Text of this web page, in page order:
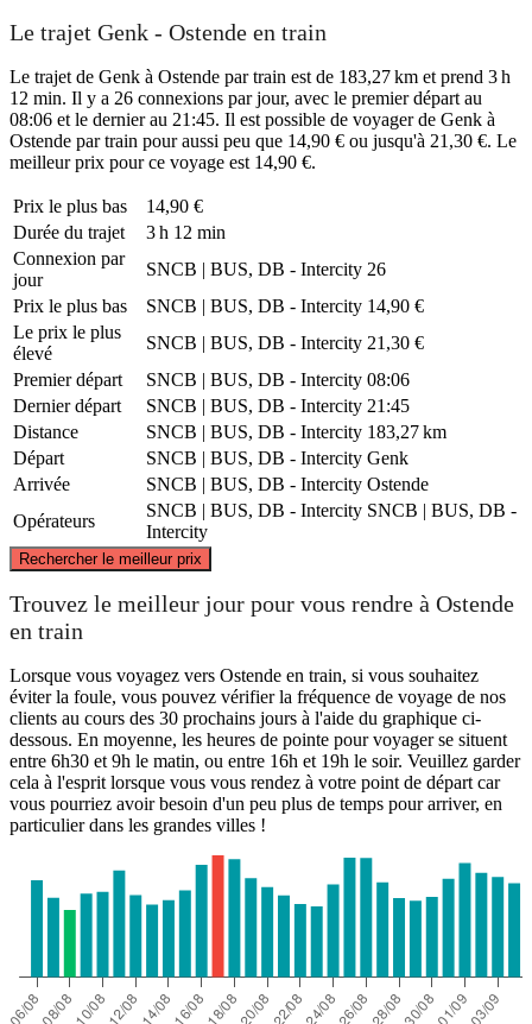
Le trajet Genk - Ostende en train
Le trajet de Genk à Ostende par train est de 183,27 km et prend 3 h
12 min. Il y a 26 connexions par jour, avec le premier départ au
08:06 et le dernier au 21:45. Il est possible de voyager de Genk à
Ostende par train pour aussi peu que 14,90 € ou jusqu'à 21,30 €. Le
meilleur prix pour ce voyage est 14,90 €.
Prix ​​le plus bas
14,90 €
Durée du trajet
3 h 12 min
Connexion par
jour
SNCB | BUS, DB - Intercity 26
Prix ​​le plus bas
SNCB | BUS, DB - Intercity 14,90 €
Le prix le plus
élevé
SNCB | BUS, DB - Intercity 21,30 €
Premier départ
SNCB | BUS, DB - Intercity 08:06
Dernier départ
SNCB | BUS, DB - Intercity 21:45
Distance
SNCB | BUS, DB - Intercity 183,27 km
Départ
SNCB | BUS, DB - Intercity Genk
Arrivée
SNCB | BUS, DB - Intercity Ostende
Opérateurs
SNCB | BUS, DB - Intercity SNCB | BUS, DB -
Intercity
Rechercher le meilleur prix
Genk
Ostend
Trouvez le meilleur jour pour vous rendre à Ostende
en train
Lorsque vous voyagez vers Ostende en train, si vous souhaitez
éviter la foule, vous pouvez vérifier la fréquence de voyage de nos
clients au cours des 30 prochains jours à l'aide du graphique ci-
dessous. En moyenne, les heures de pointe pour voyager se situent
entre 6h30 et 9h le matin, ou entre 16h et 19h le soir. Veuillez garder
cela à l'esprit lorsque vous vous rendez à votre point de départ car
vous pourriez avoir besoin d'un peu plus de temps pour arriver, en
particulier dans les grandes villes !